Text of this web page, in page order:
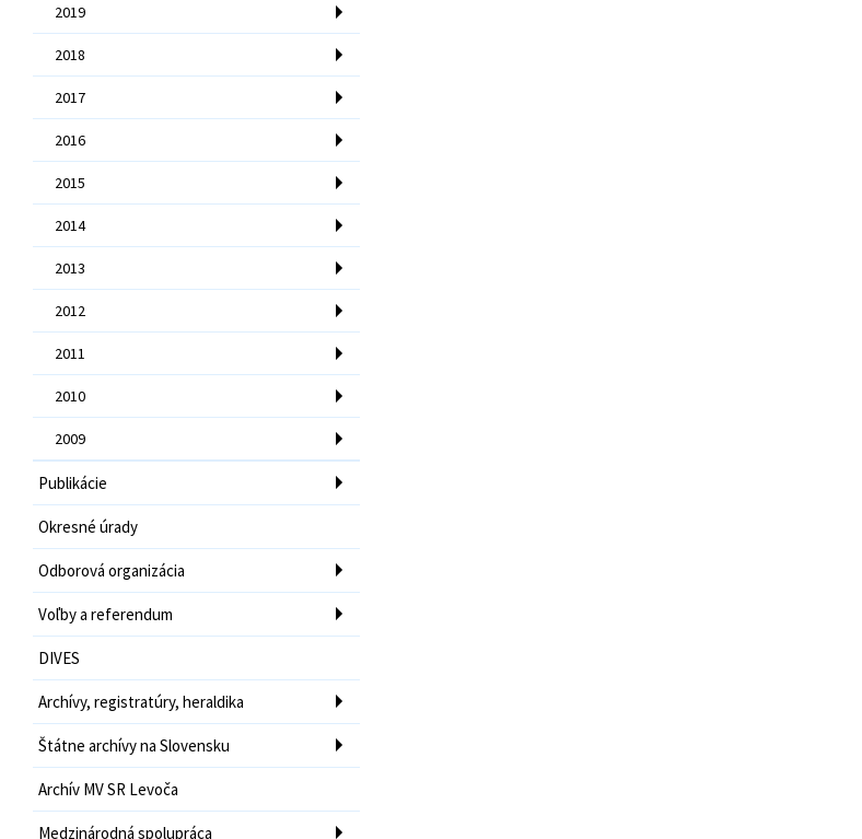
2019
2018
2017
2016
2015
2014
2013
2012
2011
2010
2009
Publikácie
Okresné úrady
Odborová organizácia
Voľby a referendum
DIVES
Archívy, registratúry, heraldika
Štátne archívy na Slovensku
Archív MV SR Levoča
Medzinárodná spolupráca